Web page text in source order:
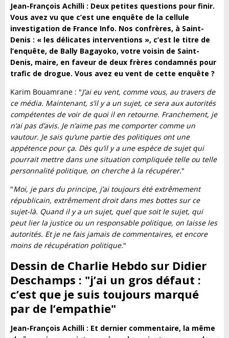
Jean-François Achilli : Deux petites questions pour finir.
Vous avez vu que c’est une enquête de la cellule
investigation de France Info. Nos confrères, à Saint-
Denis : « les délicates interventions », c’est le titre de
l’enquête, de Bally Bagayoko, votre voisin de Saint-
Denis, maire, en faveur de deux frères condamnés pour
trafic de drogue. Vous avez eu vent de cette enquête ?
Karim Bouamrane : "J’ai eu vent, comme vous, au travers de
ce média. Maintenant, s’il y a un sujet, ce sera aux autorités
compétentes de voir de quoi il en retourne. Franchement, je
n’ai pas d’avis. Je n’aime pas me comporter comme un
vautour. Je sais qu’une partie des politiques ont une
appétence pour ça. Dès qu’il y a une espèce de sujet qui
pourrait mettre dans une situation compliquée telle ou telle
personnalité politique, on cherche à la récupérer."
"Moi, je pars du principe, j’ai toujours été extrêmement
républicain, extrêmement droit dans mes bottes sur ce
sujet-là. Quand il y a un sujet, quel que soit le sujet, qui
peut lier la justice ou un responsable politique, on laisse les
autorités. Et je ne fais jamais de commentaires, et encore
moins de récupération politique."
Dessin de Charlie Hebdo sur Didier
Deschamps : "j’ai un gros défaut :
c’est que je suis toujours marqué
par de l’empathie"
Jean-François Achilli : Et dernier commentaire, la même